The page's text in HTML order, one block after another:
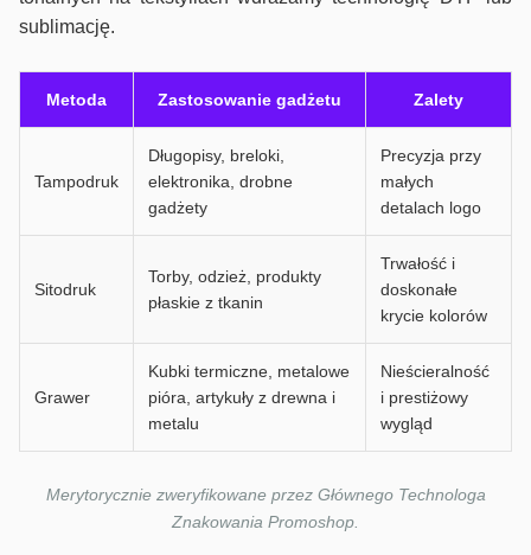
sublimację.
Metoda Zastosowanie gadżetu Zalety
Tampodruk
Długopisy, breloki,
elektronika, drobne
gadżety
Precyzja przy
małych
detalach logo
Sitodruk
Torby, odzież, produkty
płaskie z tkanin
Trwałość i
doskonałe
krycie kolorów
Grawer
Kubki termiczne, metalowe
pióra, artykuły z drewna i
metalu
Nieścieralność
i prestiżowy
wygląd
Merytorycznie zweryfikowane przez Głównego Technologa
Znakowania Promoshop.